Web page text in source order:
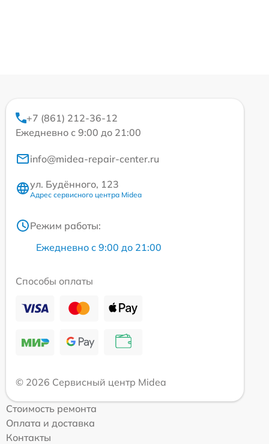
+7 (861) 212-36-12
Ежедневно с 9:00 до 21:00
info@midea-repair-center.ru
ул. Будённого, 123
Адрес сервисного центра Midea
Режим работы:
Ежедневно с 9:00 до 21:00
Способы оплаты
© 2026 Сервисный центр Midea
Стоимость ремонта
Оплата и доставка
Контакты